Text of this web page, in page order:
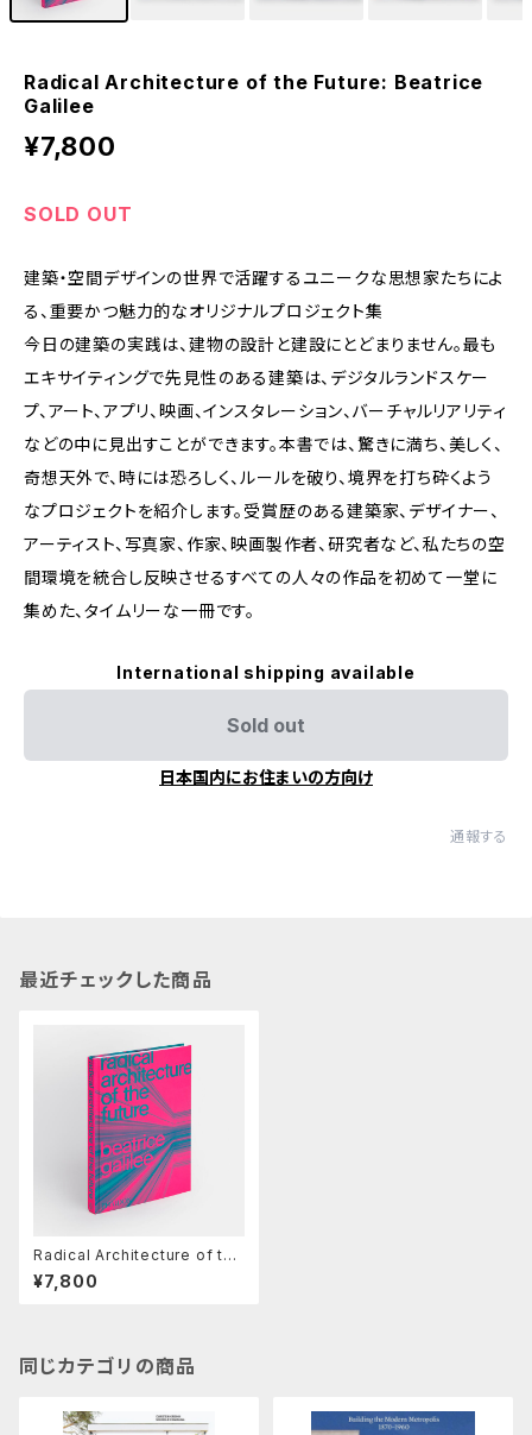
Radical Architecture of the Future: Beatrice
Galilee
¥7,800
SOLD OUT
建築・空間デザインの世界で活躍するユニークな思想家たちによ
る、重要かつ魅力的なオリジナルプロジェクト集
今日の建築の実践は、建物の設計と建設にとどまりません。最も
エキサイティングで先見性のある建築は、デジタルランドスケー
プ、アート、アプリ、映画、インスタレーション、バーチャルリアリティ
などの中に見出すことができます。本書では、驚きに満ち、美しく、
奇想天外で、時には恐ろしく、ルールを破り、境界を打ち砕くよう
なプロジェクトを紹介します。受賞歴のある建築家、デザイナー、
アーティスト、写真家、作家、映画製作者、研究者など、私たちの空
間環境を統合し反映させるすべての人々の作品を初めて一堂に
集めた、タイムリーな一冊です。
International shipping available
Sold out
日本国内にお住まいの方向け
通報する
最近チェックした商品
Radical Architecture of the
Future: Beatrice Galilee
¥7,800
同じカテゴリの商品